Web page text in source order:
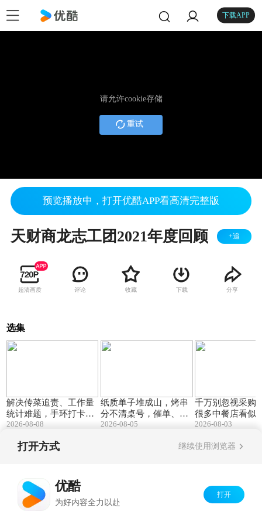
下载APP
请允许cookie存储
重试
预览播放中，打开优酷APP看高清完整版
天财商龙志工团2021年度回顾 +追
超清画质 评论 收藏 下载 分享
选集
解决传菜追责、工作量
统计难题，手环打卡
+菜品扫码
2026-08-08
纸质单子堆成山，烤串
分不清桌号，催单、漏
单、出餐堵车天天上演
2026-08-05
千万别忽视采购
很多中餐店看似
火，利润却被灰
2026-08-03
打开方式 继续使用浏览器
优酷
为好内容全力以赴
打开